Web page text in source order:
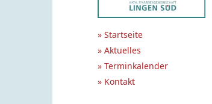
» Startseite
» Aktuelles
» Terminkalender
» Kontakt